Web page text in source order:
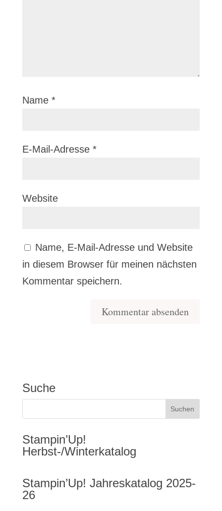
Name *
E-Mail-Adresse *
Website
Name, E-Mail-Adresse und Website
in diesem Browser für meinen nächsten
Kommentar speichern.
Suche
Stampin’Up!
Herbst-/Winterkatalog
Stampin’Up! Jahreskatalog 2025-
26